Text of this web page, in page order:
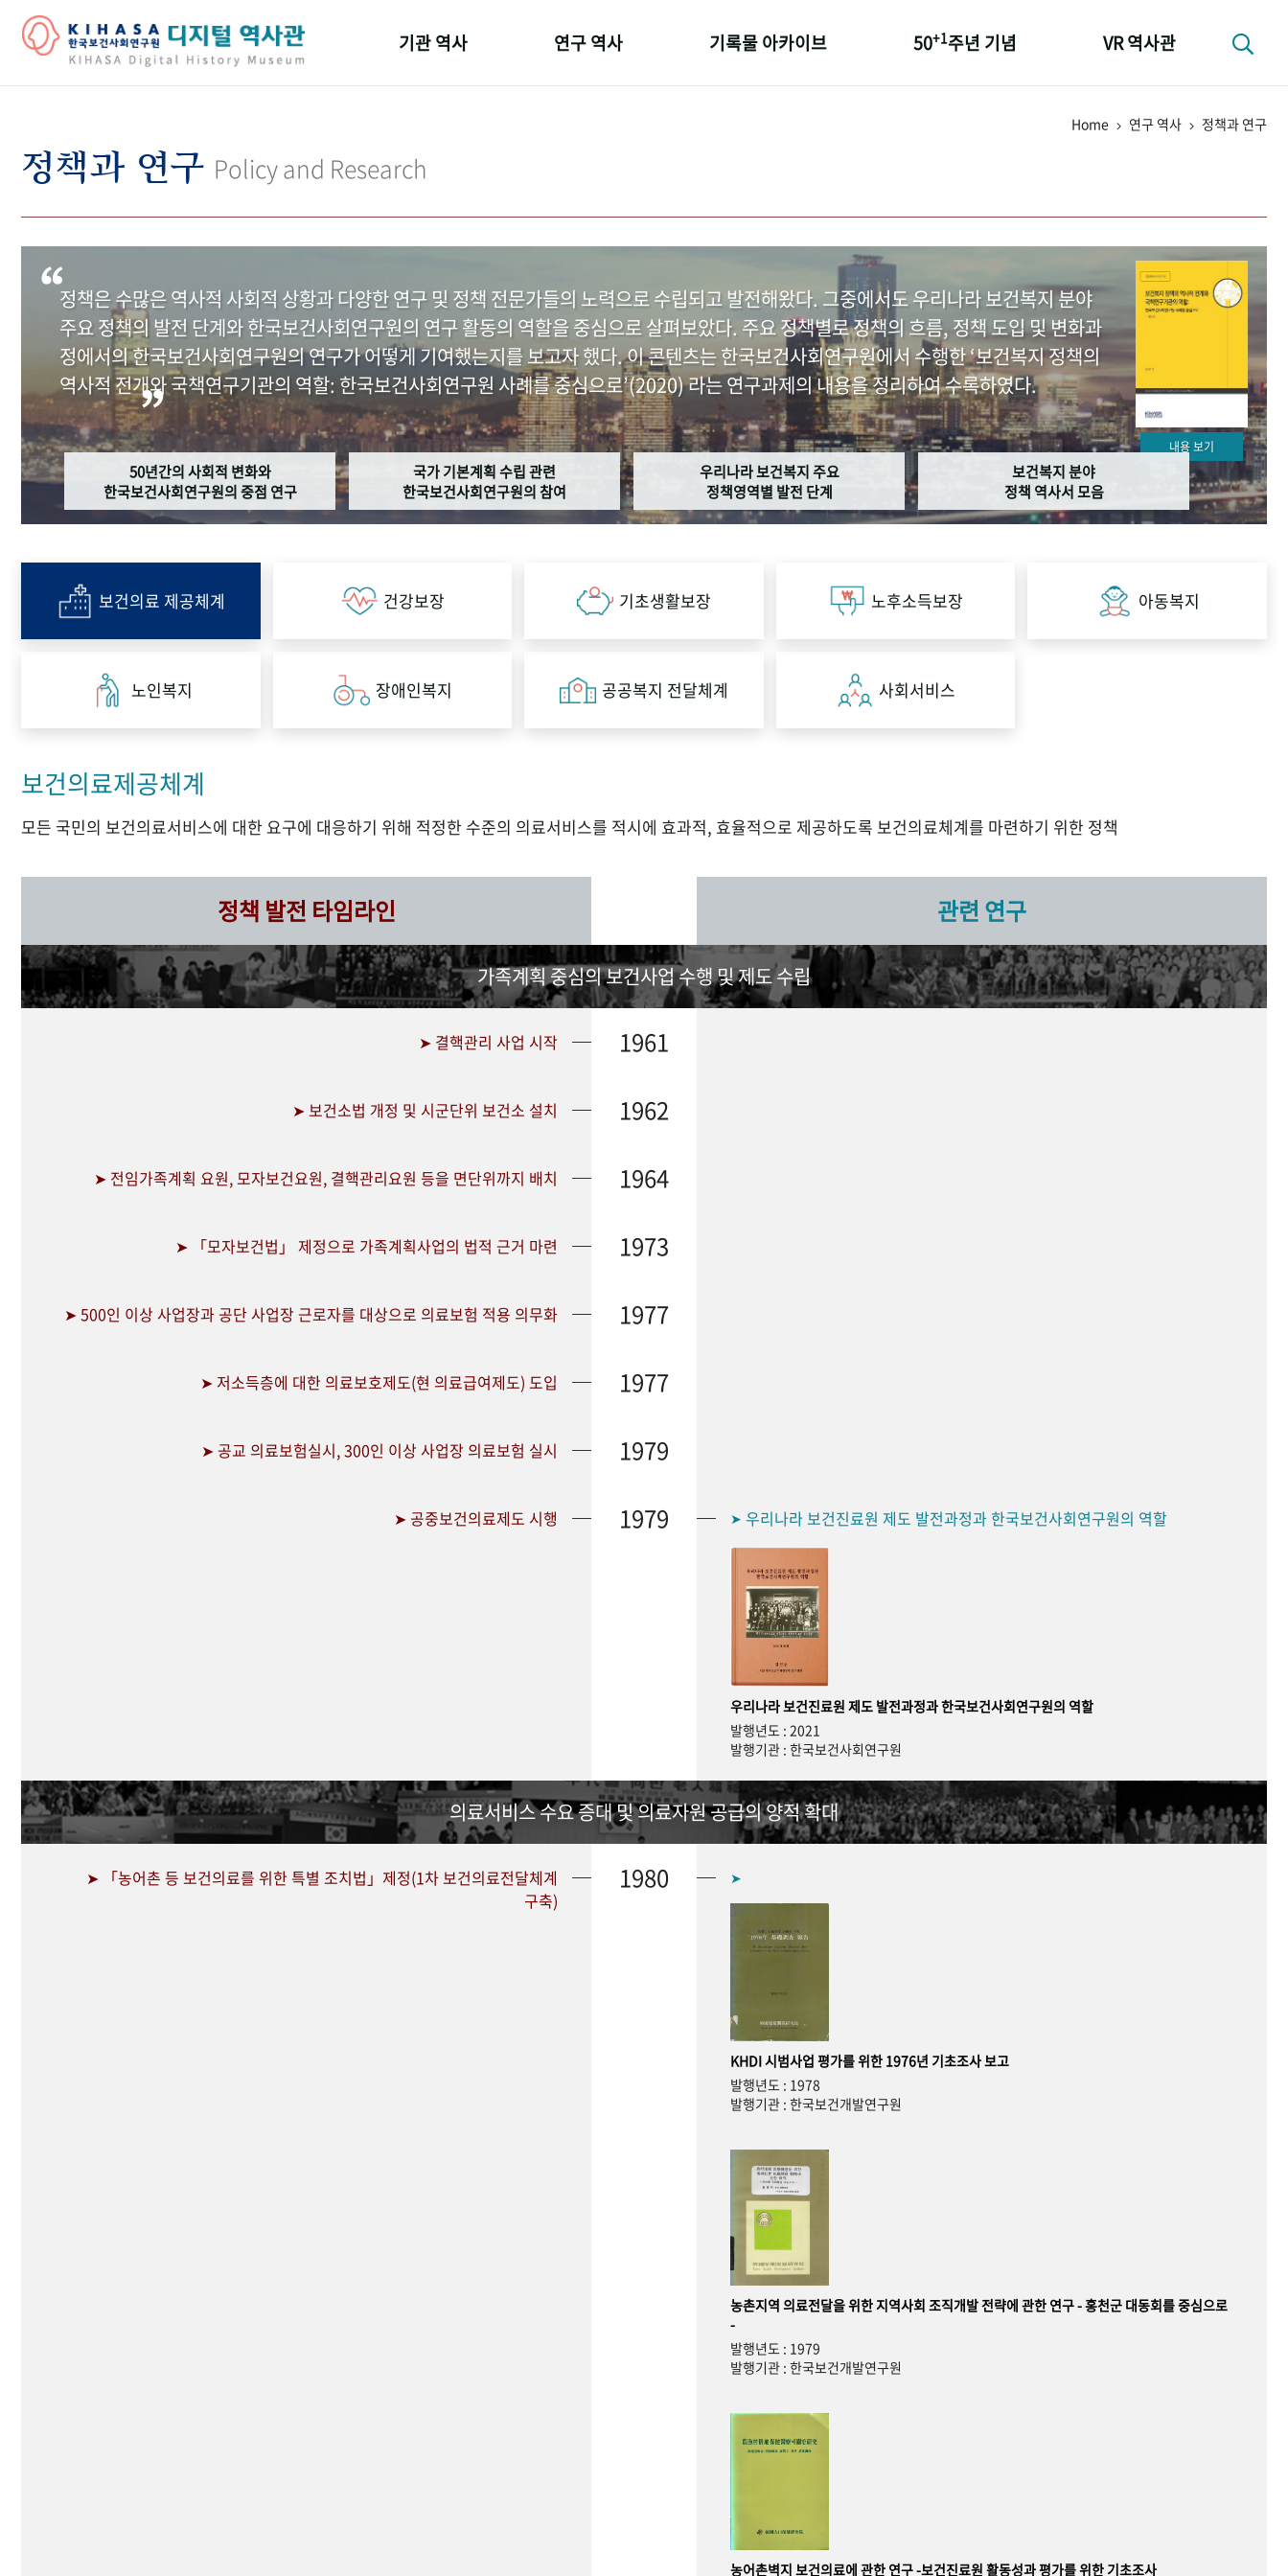
기관 역사
기관 변천사
연구 역사 기록물 아카이브 50+1주년 기념 VR 역사관
Home 연구 역사 정책과 연구
정책과 연구 Policy and Research
정책은 수많은 역사적 사회적 상황과 다양한 연구 및 정책 전문가들의 노력으로 수립되고 발전해왔다. 그중에서도 우리나라 보건복지 분야
주요 정책의 발전 단계와 한국보건사회연구원의 연구 활동의 역할을 중심으로 살펴보았다. 주요 정책별로 정책의 흐름, 정책 도입 및 변화과
정에서의 한국보건사회연구원의 연구가 어떻게 기여했는지를 보고자 했다. 이 콘텐츠는 한국보건사회연구원에서 수행한 ‘보건복지 정책의
역사적 전개와 국책연구기관의 역할: 한국보건사회연구원 사례를 중심으로’(2020) 라는 연구과제의 내용을 정리하여 수록하였다.
내용 보기
50년간의 사회적 변화와
한국보건사회연구원의 중점 연구
국가 기본계획 수립 관련
한국보건사회연구원의 참여
우리나라 보건복지 주요
정책영역별 발전 단계
보건복지 분야
정책 역사서 모음
보건의료 제공체계 건강보장 기초생활보장 노후소득보장 아동복지
노인복지 장애인복지 공공복지 전달체계 사회서비스
보건의료제공체계
모든 국민의 보건의료서비스에 대한 요구에 대응하기 위해 적정한 수준의 의료서비스를 적시에 효과적, 효율적으로 제공하도록 보건의료체계를 마련하기 위한 정책
정책 발전 타임라인 관련 연구
가족계획 중심의 보건사업 수행 및 제도 수립
➤ 결핵관리 사업 시작 1961
➤ 보건소법 개정 및 시군단위 보건소 설치 1962
➤ 전임가족계획 요원, 모자보건요원, 결핵관리요원 등을 면단위까지 배치 1964
➤ 「모자보건법」 제정으로 가족계획사업의 법적 근거 마련 1973
➤ 500인 이상 사업장과 공단 사업장 근로자를 대상으로 의료보험 적용 의무화 1977
➤ 저소득층에 대한 의료보호제도(현 의료급여제도) 도입 1977
➤ 공교 의료보험실시, 300인 이상 사업장 의료보험 실시 1979
➤ 공중보건의료제도 시행 1979 ➤ 우리나라 보건진료원 제도 발전과정과 한국보건사회연구원의 역할
우리나라 보건진료원 제도 발전과정과 한국보건사회연구원의 역할
발행년도 : 2021
발행기관 : 한국보건사회연구원
의료서비스 수요 증대 및 의료자원 공급의 양적 확대
➤ 「농어촌 등 보건의료를 위한 특별 조치법」제정(1차 보건의료전달체계
구축)
1980 ➤
KHDI 시범사업 평가를 위한 1976년 기초조사 보고
발행년도 : 1978
발행기관 : 한국보건개발연구원
농촌지역 의료전달을 위한 지역사회 조직개발 전략에 관한 연구 - 홍천군 대동회를 중심으로
-
발행년도 : 1979
발행기관 : 한국보건개발연구원
농어촌벽지 보건의료에 관한 연구 -보건진료원 활동성과 평가를 위한 기초조사